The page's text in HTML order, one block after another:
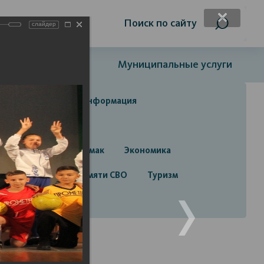
слабовидящих Поиск по сайту
Муниципальные услуги
Справочная информация
Строительство
город Стерлитамак Экономика
Лента памяти СВО Туризм
слайдер